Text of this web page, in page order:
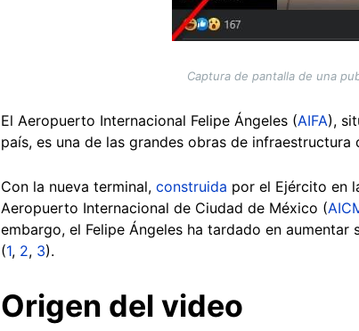
Captura de pantalla de una
El Aeropuerto Internacional Felipe Ángeles (AIFA),
país, es una de las grandes obras de
Con la nueva terminal, construida por el Ejército en
Aeropuerto Internacional de Ciudad de México (
embargo, el Felipe Ángeles ha tardado en
(1, 2, 3).
Origen del video